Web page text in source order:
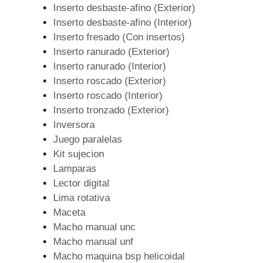
Inserto desbaste-afino (Exterior)
Inserto desbaste-afino (Interior)
Inserto fresado (Con insertos)
Inserto ranurado (Exterior)
Inserto ranurado (Interior)
Inserto roscado (Exterior)
Inserto roscado (Interior)
Inserto tronzado (Exterior)
Inversora
Juego paralelas
Kit sujecion
Lamparas
Lector digital
Lima rotativa
Maceta
Macho manual unc
Macho manual unf
Macho maquina bsp helicoidal